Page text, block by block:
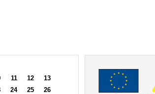
11 12
13
24 25
26